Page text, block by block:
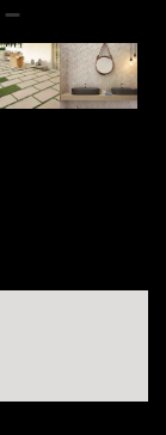
Matte
Matte